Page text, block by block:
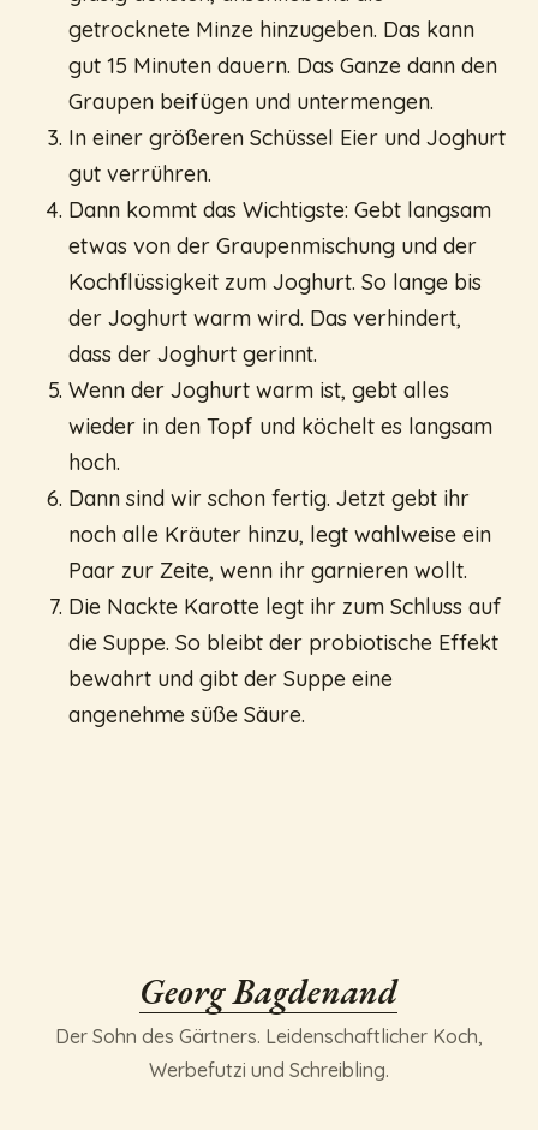
getrocknete Minze hinzugeben. Das kann
gut 15 Minuten dauern. Das Ganze dann den
Graupen beifügen und untermengen.
In einer größeren Schüssel Eier und Joghurt
gut verrühren.
Dann kommt das Wichtigste: Gebt langsam
etwas von der Graupenmischung und der
Kochflüssigkeit zum Joghurt. So lange bis
der Joghurt warm wird. Das verhindert,
dass der Joghurt gerinnt.
Wenn der Joghurt warm ist, gebt alles
wieder in den Topf und köchelt es langsam
hoch.
Dann sind wir schon fertig. Jetzt gebt ihr
noch alle Kräuter hinzu, legt wahlweise ein
Paar zur Zeite, wenn ihr garnieren wollt.
Die Nackte Karotte legt ihr zum Schluss auf
die Suppe. So bleibt der probiotische Effekt
bewahrt und gibt der Suppe eine
angenehme süße Säure.
Georg Bagdenand
Der Sohn des Gärtners. Leidenschaftlicher Koch,
Werbefutzi und Schreibling.